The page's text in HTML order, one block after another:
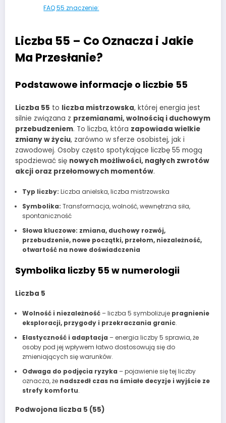
FAQ 55 znaczenie:
Liczba 55 – Co Oznacza i Jakie
Ma Przesłanie?
Podstawowe informacje o liczbie 55
Liczba 55 to liczba mistrzowska, której energia jest
silnie związana z przemianami, wolnością i duchowym
przebudzeniem. To liczba, która zapowiada wielkie
zmiany w życiu, zarówno w sferze osobistej, jak i
zawodowej. Osoby często spotykające liczbę 55 mogą
spodziewać się nowych możliwości, nagłych zwrotów
akcji oraz przełomowych momentów.
Typ liczby: Liczba anielska, liczba mistrzowska
Symbolika: Transformacja, wolność, wewnętrzna siła,
spontaniczność
Słowa kluczowe: zmiana, duchowy rozwój,
przebudzenie, nowe początki, przełom, niezależność,
otwartość na nowe doświadczenia
Symbolika liczby 55 w numerologii
Liczba 5
Wolność i niezależność– liczba 5 symbolizuje pragnienie
eksploracji, przygody i przekraczania granic.
Elastyczność i adaptacja – energia liczby 5 sprawia, że
osoby pod jej wpływem łatwo dostosowują się do
zmieniających się warunków.
Odwaga do podjęcia ryzyka – pojawienie się tej liczby
oznacza, że nadszedł czas na śmiałe decyzje i wyjście ze
strefy komfortu.
Podwojona liczba 5 (55)